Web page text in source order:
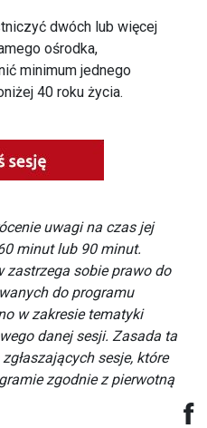
dwóch lub więcej
ośrodka,
minimum jednego
40 roku życia.
uwagi na czas jej
minut lub 90 minut.
zastrzega sobie prawo do
do programu
w zakresie tematyki
danej sesji. Zasada ta
sesje, które
zgodnie z pierwotną